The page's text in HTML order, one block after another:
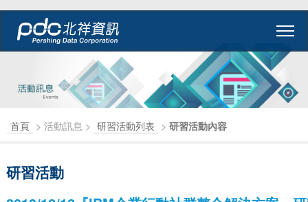
首頁 > 活動訊息 > 研習活動列表 >研習活動內容
研習活動